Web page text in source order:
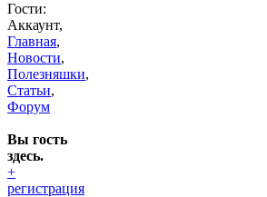
Гости:
Аккаунт,
Главная,
Новости,
Полезняшки,
Статьи,
Форум
Вы гость
здесь.
+
регистрация